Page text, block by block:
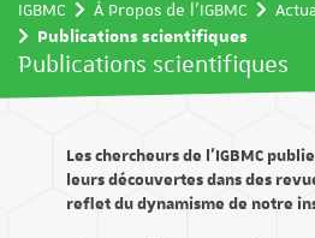
IGBMC À Propos de l'IGBMC
Publications scientifiques
Publications scientifiques
Les chercheurs de l’IGBMC
leurs découvertes dans des
reflet du dynamisme de notre